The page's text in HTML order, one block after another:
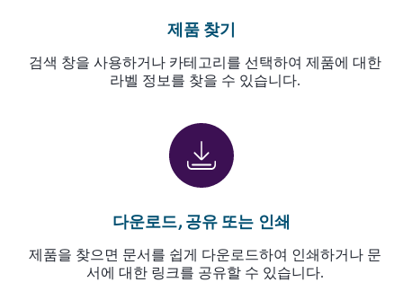
제품 찾기
검색 창을 사용하거나 카테고리를 선택하여 제품에 대한
라벨 정보를 찾을 수 있습니다.
다운로드, 공유 또는 인쇄
제품을 찾으면 문서를 쉽게 다운로드하여 인쇄하거나 문
서에 대한 링크를 공유할 수 있습니다.